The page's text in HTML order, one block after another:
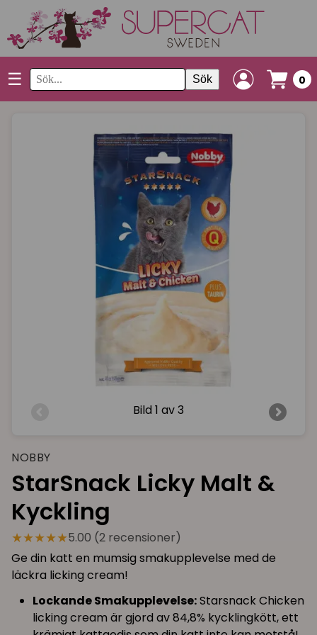
☰ Sök 0
Bild 1 av 3
NOBBY
StarSnack Licky Malt &
Kyckling
★★★★★5.00 (2 recensioner)
Ge din katt en mumsig smakupplevelse med de
läckra licking cream!
Lockande Smakupplevelse:Starsnack Chicken
licking cream är gjord av 84,8% kycklingkött, ett